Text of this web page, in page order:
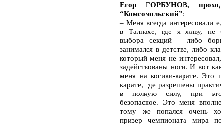
Егор ГОРБУНОВ,
“Комсомольский”:
– Меня всегда интересовали
в Талнахе, где я живу, не
выбора секций – либо
занимался в детстве, либо
который меня не
задействованы ноги. И вот
меня на косики-карате. Это
карате, где разрешены
в полную силу, при
безопасное. Это меня
тому же попался очень
призер чемпионата мира по